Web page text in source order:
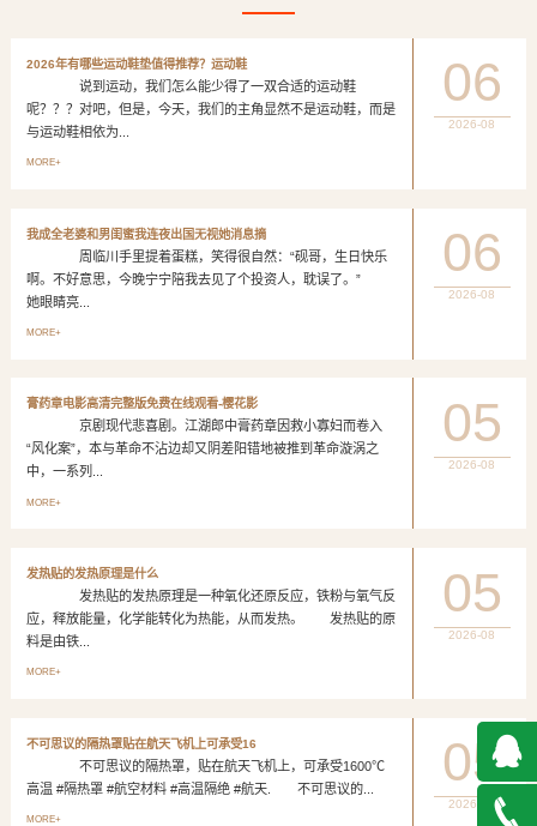
2026年有哪些运动鞋垫值得推荐？运动鞋
说到运动，我们怎么能少得了一双合适的运动鞋
呢？？？对吧，但是，今天，我们的主角显然不是运动鞋，而是
与运动鞋相依为...
MORE+
06
2026-08
我成全老婆和男闺蜜我连夜出国无视她消息摘
周临川手里提着蛋糕，笑得很自然：“砚哥，生日快乐
啊。不好意思，今晚宁宁陪我去见了个投资人，耽误了。”
她眼睛亮...
MORE+
06
2026-08
膏药章电影高清完整版免费在线观看-樱花影
京剧现代悲喜剧。江湖郎中膏药章因救小寡妇而卷入
“风化案”，本与革命不沾边却又阴差阳错地被推到革命漩涡之
中，一系列...
MORE+
05
2026-08
发热贴的发热原理是什么
发热贴的发热原理是一种氧化还原反应，铁粉与氧气反
应，释放能量，化学能转化为热能，从而发热。 发热贴的原
料是由铁...
MORE+
05
2026-08
不可思议的隔热罩贴在航天飞机上可承受16
不可思议的隔热罩，贴在航天飞机上，可承受1600℃
高温 #隔热罩 #航空材料 #高温隔绝 #航天. 不可思议的...
MORE+
05
2026-08QQ在